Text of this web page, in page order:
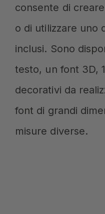
consente di
o di utilizzare uno
inclusi. Sono
testo, un font 3D,
decorativi da
font di grandi
misure diverse.